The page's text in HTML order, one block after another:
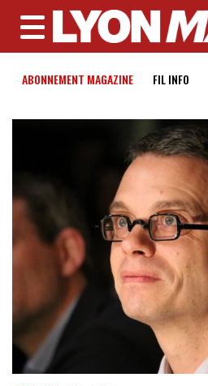
MENU
ABONNEMENT MAGAZINE FIL INFO